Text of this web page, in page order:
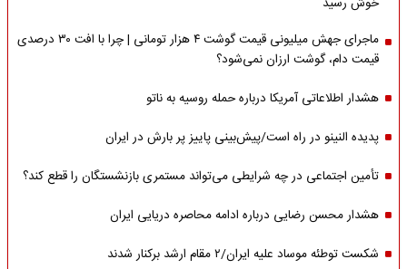
ماجرای جهش میلیونی قیمت گوشت ۴ هزار تومانی | چرا با افت ۳۰ درصدی
قیمت دام، گوشت ارزان نمی‌شود؟
هشدار اطلاعاتی آمریکا درباره حمله روسیه به ناتو
پدیده النینو در راه است/پیش‌بینی پاییز پر بارش در ایران
تأمین اجتماعی در چه شرایطی می‌تواند مستمری بازنشستگان را قطع کند؟
هشدار محسن رضایی درباره ادامه محاصره دریایی ایران
شکست توطئه موساد علیه ایران/۲ مقام‌ ارشد برکنار شدند